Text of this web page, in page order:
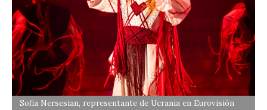
Sofia Nersesian, representante de Ucrania en Eurovisión